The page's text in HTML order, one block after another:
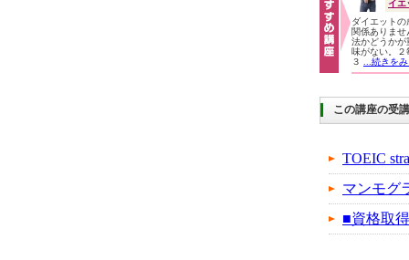
イ
ダイエット
関係ありま
法かどうかが
味がない。２
３
...続きを
この講座の受
TOEIC
マンモグ
■資格取